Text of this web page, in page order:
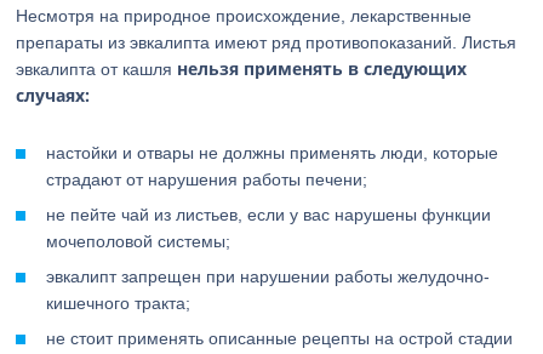
Несмотря на природное происхождение, лекарственные
препараты из эвкалипта имеют ряд противопоказаний. Листья
эвкалипта от кашля нельзя применять в следующих
случаях:
настойки и отвары не должны применять люди, которые
страдают от нарушения работы печени;
не пейте чай из листьев, если у вас нарушены функции
мочеполовой системы;
эвкалипт запрещен при нарушении работы желудочно-
кишечного тракта;
не стоит применять описанные рецепты на острой стадии